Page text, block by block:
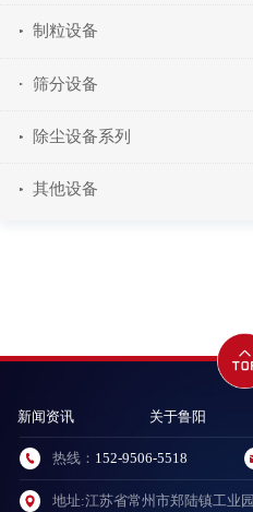
制粒设备
筛分设备
除尘设备系列
其他设备
新闻资讯 关于鲁阳
热线： 152-9506-5518
地址:江苏省常州市郑陆镇工业园